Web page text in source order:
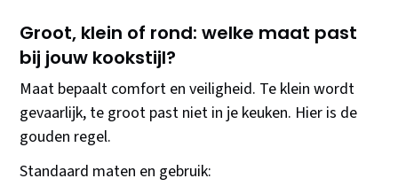
Groot, klein of rond: welke maat past
bij jouw kookstijl?
Maat bepaalt comfort en veiligheid. Te klein wordt
gevaarlijk, te groot past niet in je keuken. Hier is de
gouden regel.
Standaard maten en gebruik: